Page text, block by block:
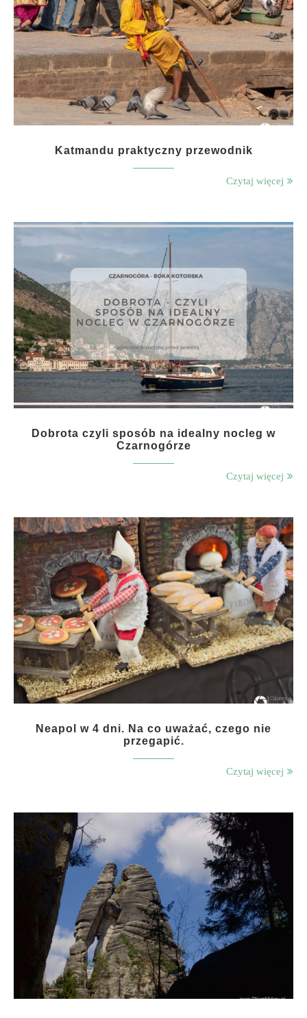
Katmandu praktyczny przewodnik
Czytaj więcej
Dobrota czyli sposób na idealny nocleg w
Czarnogórze
Czytaj więcej
Neapol w 4 dni. Na co uważać, czego nie
przegapić.
Czytaj więcej